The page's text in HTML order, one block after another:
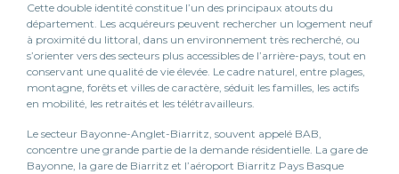
Cette double identité constitue l’un des principaux atouts du
département. Les acquéreurs peuvent rechercher un logement neuf
à proximité du littoral, dans un environnement très recherché, ou
s’orienter vers des secteurs plus accessibles de l’arrière-pays, tout en
conservant une qualité de vie élevée. Le cadre naturel, entre plages,
montagne, forêts et villes de caractère, séduit les familles, les actifs
en mobilité, les retraités et les télétravailleurs.
Le secteur Bayonne-Anglet-Biarritz, souvent appelé BAB,
concentre une grande partie de la demande résidentielle. La gare de
Bayonne, la gare de Biarritz et l’aéroport Biarritz Pays Basque